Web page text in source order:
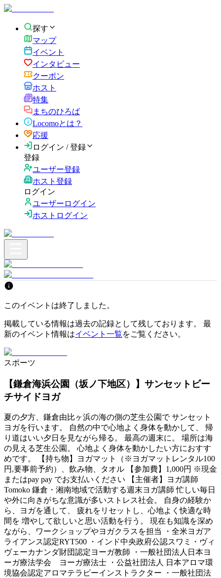
探す
マップ
イベント
インタビュー
クーポン
ホスト
特集
まちのひろば
Locomoとは？
応援
ログイン / 登録
登録
ユーザー登録
ホスト登録
ログイン
ユーザーログイン
ホストログイン
このイベントは終了しました。
掲載している情報は過去の記録として残しております。 最
新のイベント情報はイベント一覧をご覧ください。
スポーツ
【鎌倉海浜公園（坂ノ下地区）】サンセットビー
チサイドヨガ
夏の夕方、鎌倉由比ヶ浜の海の側の芝生公園で サンセット
ヨガを行います。 自然の中で心地よく身体を動かして、 帰
り道はいい夕日を見ながら帰る。 最高の週末に。 場所は海
の見える芝生公園。 心地よく身体を動かしたい方におすす
めです。 【持ち物】ヨガマット（※ヨガマットレンタル100
円,要事前予約）、飲み物、タオル 【参加費】1,000円 ※現金
またはpay pay でお支払いください 【主催者】ヨガ講師
Tomoko 鎌倉・湘南地域で活動する週末ヨガ講師 忙しい毎日
や外に向きがちな意識が多いストレス社会。 自身の経験か
ら、ヨガを通して、 疲れをリセットし、心地よく快適な時
間を 増やして欲しいと思い活動を行う。 現在も知識を深め
ながら、ワークショップやヨガクラスを担当 ・全米ヨガア
ライアンス認定RYT500 ・インド中央政府公認スワミ・ヴィ
ヴェーカナンダ財団認定ヨーガ教師 ・一般社団法人日本ヨ
ーガ療法学会 ヨーガ療法士 ・公益社団法人 日本アロマ環
境協会認定アロマテラピーインストラクター ・一般社団法